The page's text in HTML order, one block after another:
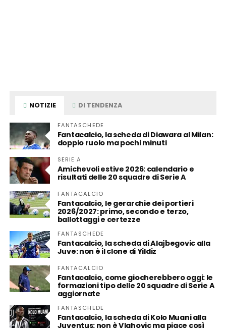
NOTIZIE DI TENDENZA
FANTASCHEDE
Fantacalcio, la scheda di Diawara al Milan:
doppio ruolo ma pochi minuti
SERIE A
Amichevoli estive 2026: calendario e
risultati delle 20 squadre di Serie A
FANTACALCIO
Fantacalcio, le gerarchie dei portieri
2026/2027: primo, secondo e terzo,
ballottaggi e certezze
FANTASCHEDE
Fantacalcio, la scheda di Alajbegovic alla
Juve: non è il clone di Yildiz
FANTACALCIO
Fantacalcio, come giocherebbero oggi: le
formazioni tipo delle 20 squadre di Serie A
aggiornate
FANTASCHEDE
Fantacalcio, la scheda di Kolo Muani alla
Juventus: non è Vlahovic ma piace così